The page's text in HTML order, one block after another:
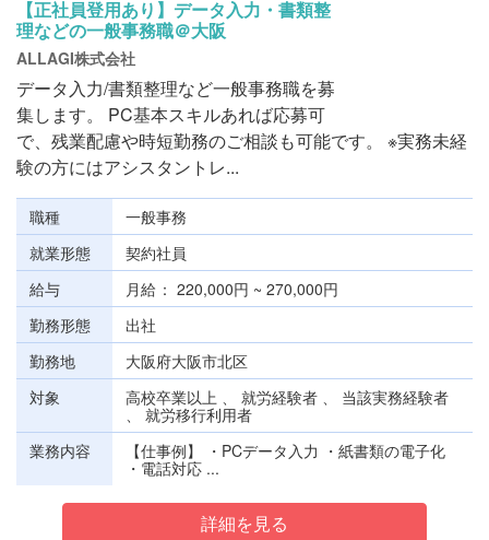
【正社員登用あり】データ入力・書類整
理などの一般事務職＠大阪
ALLAGI株式会社
データ入力/書類整理など一般事務職を募
集します。 PC基本スキルあれば応募可
で、残業配慮や時短勤務のご相談も可能です。 ※実務未経
験の方にはアシスタントレ...
職種
一般事務
就業形態
契約社員
給与
月給
220,000円 ~ 270,000円
勤務形態
出社
勤務地
大阪府大阪市北区
対象
高校卒業以上 、 就労経験者 、 当該実務経験者
、 就労移行利用者
業務内容
【仕事例】 ・PCデータ入力 ・紙書類の電子化
・電話対応 ...
詳細を見る